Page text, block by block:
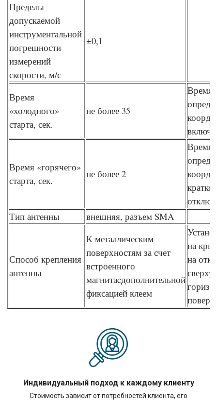
Индивидуальный подход к каждому клиенту
Стоимость зависит от потребностей клиента, его
Пределы
допускаемой
инструментальной
погрешности
измерений
скорости, м/с
±0,1
Время
«холодного»
старта, сек.
не более 35
Время
Время «горячего»
старта, сек.
не более 2
Время
Тип антенны
внешняя, разъем SMA
Способ крепления
антенны
К металлическим
поверхностям за счет
встроенного
магнитаcдополнительной
фиксацией клеем
на
на
сверху